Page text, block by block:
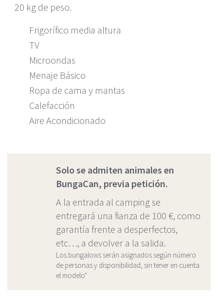
20 kg de peso.
Frigorífico media altura
TV
Microondas
Menaje Básico
Ropa de cama y mantas
Calefacción
Aire Acondicionado
Solo se admiten animales en
BungaCan, previa petición.
A la entrada al camping se
entregará una fianza de 100 €, como
garantía frente a desperfectos,
etc…, a devolver a la salida.
Los bungalows serán asignados según número
de personas y disponibilidad, sin tener en cuenta
el modelo"